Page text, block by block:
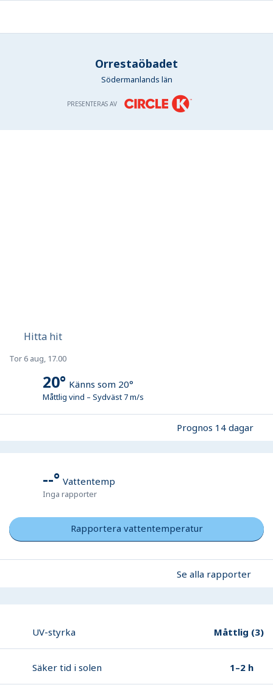
Orrestaöbadet
Södermanlands län
PRESENTERAS AV
Hitta hit
Tor 6 aug, 17.00
20° Känns som 20°
Måttlig vind – Sydväst 7m/s
Prognos 14 dagar
--° Vattentemp
Inga rapporter
Rapportera vattentemperatur
Se alla rapporter
UV-styrka Måttlig (3)
Säker tid i solen 1–2 h